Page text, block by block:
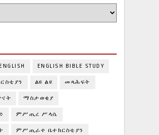
ENGLISH ENGLISH BIBLE STUDY
ልዩ ልዩ መጻሕፍት
ማስታወቂያ
ምሥጢረ ሥላሴ
ምሥጢራተ ቤተክርስቲያን